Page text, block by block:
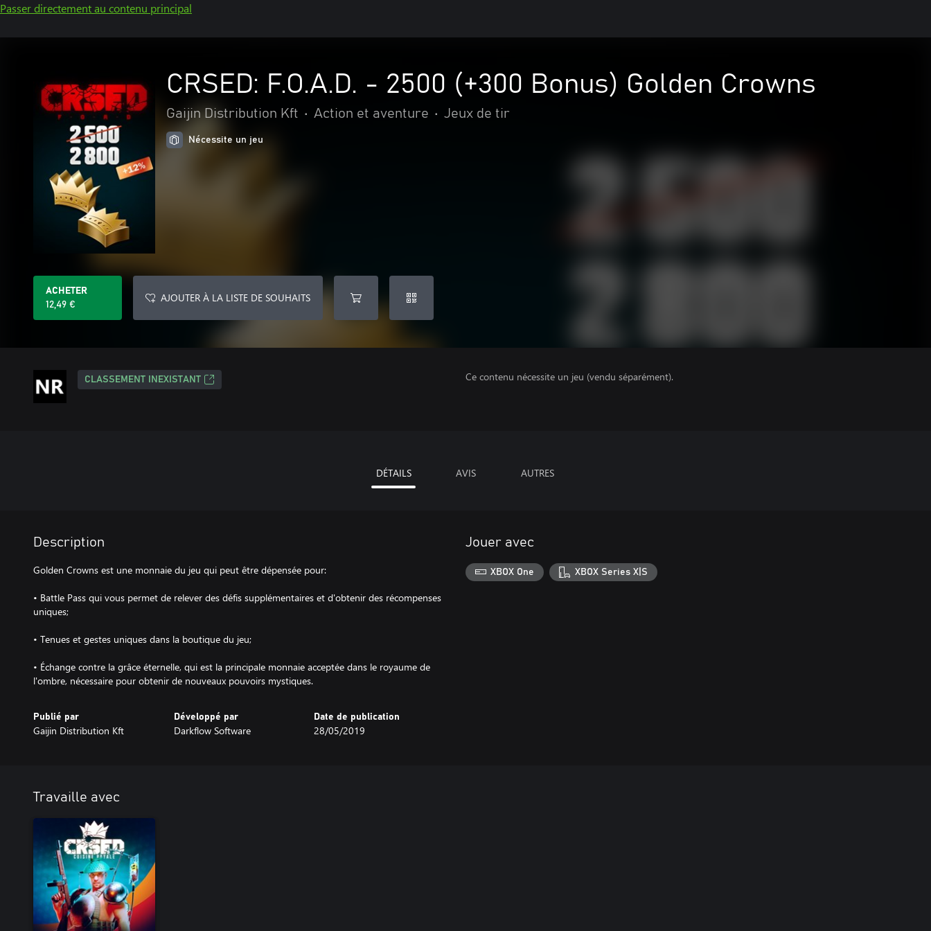
Passer directement au contenu principal
CRSED: F.O.A.D. - 2500 (+300 Bonus) Golden Crowns
Gaijin Distribution Kft • Action et aventure • Jeux de tir
Nécessite un jeu
ACHETER
12,49 €
AJOUTER À LA LISTE DE SOUHAITS
CLASSEMENT INEXISTANT Ce contenu nécessite un jeu (vendu séparément).
DÉTAILS AVIS AUTRES
Description
Golden Crowns est une monnaie du jeu qui peut être dépensée pour:
• Battle Pass qui vous permet de relever des défis supplémentaires et d'obtenir des récompenses
uniques;
• Tenues et gestes uniques dans la boutique du jeu;
• Échange contre la grâce éternelle, qui est la principale monnaie acceptée dans le royaume de
l'ombre, nécessaire pour obtenir de nouveaux pouvoirs mystiques.
Publié par
Gaijin Distribution Kft
Développé par
Darkflow Software
Date de publication
28/05/2019
Jouer avec
XBOX One XBOX Series X|S
Travaille avec